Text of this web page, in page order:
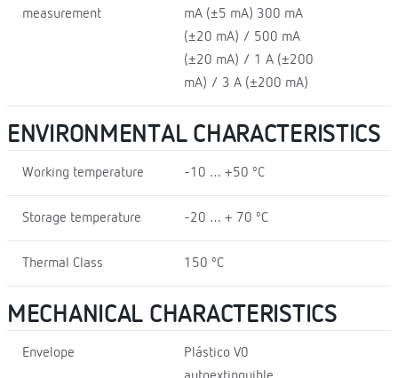
measurement
mA (±5 mA) 300 mA
(±20 mA) / 500 mA
(±20 mA) / 1 A (±200
mA) / 3 A (±200 mA)
ENVIRONMENTAL CHARACTERISTICS
Working temperature -10 … +50 ºC
Storage temperature -20 … + 70 ºC
Thermal Class 150 ºC
MECHANICAL CHARACTERISTICS
Envelope
Plástico V0